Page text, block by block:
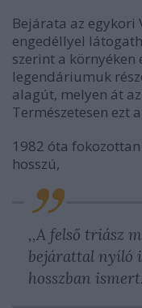
Bejárata az
engedéllyel
szerint a
legendáriumuk
alagút, melyen át
Természetesen ezt
1982 óta
hosszú,
,,A felső triász
bejárattal nyíló
hosszban